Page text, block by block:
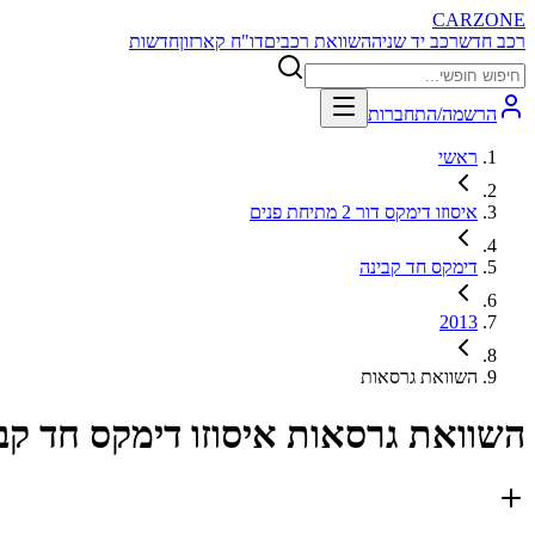
CARZONE
רכב חדשרכב יד שניההשוואת רכביםדו"ח קארזוןחדשות
הרשמה/התחברות
ראשי
איסוזו דימקס דור 2 מתיחת פנים
דימקס חד קבינה
2013
השוואת גרסאות
השוואת גרסאות איסוזו דימקס חד